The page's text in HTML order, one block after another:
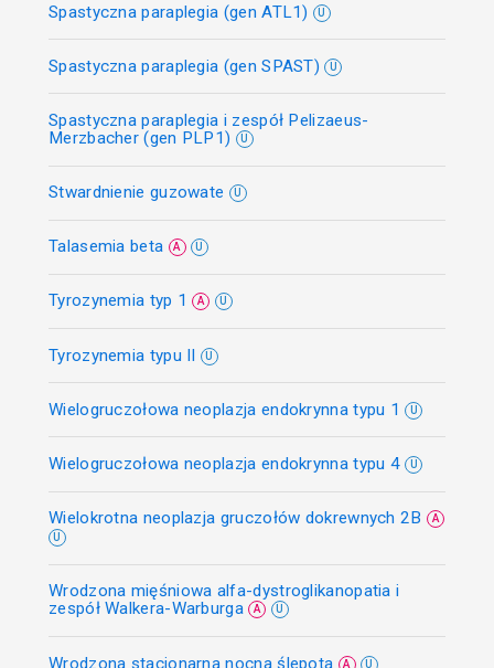
Spastyczna paraplegia (gen ATL1) U
Spastyczna paraplegia (gen SPAST) U
Spastyczna paraplegia i zespół Pelizaeus-
Merzbacher (gen PLP1)
U
Stwardnienie guzowate U
Talasemia beta A U
Tyrozynemia typ 1 A U
Tyrozynemia typu II U
Wielogruczołowa neoplazja endokrynna typu 1 U
Wielogruczołowa neoplazja endokrynna typu 4 U
Wielokrotna neoplazja gruczołów dokrewnych 2B
A
U
Wrodzona mięśniowa alfa-dystroglikanopatia i
zespół Walkera-Warburga
A U
Wrodzona stacjonarna nocna ślepota A U